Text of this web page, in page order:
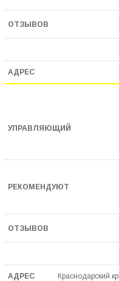
Краснодарский